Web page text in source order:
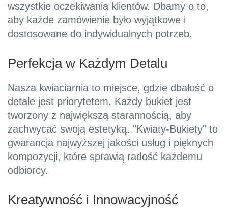
wszystkie oczekiwania klientów. Dbamy o to,
aby każde zamówienie było wyjątkowe i
dostosowane do indywidualnych potrzeb.
Perfekcja w Każdym Detalu
Nasza kwiaciarnia to miejsce, gdzie dbałość o
detale jest priorytetem. Każdy bukiet jest
tworzony z największą starannością, aby
zachwycać swoją estetyką. "Kwiaty-Bukiety" to
gwarancja najwyższej jakości usług i pięknych
kompozycji, które sprawią radość każdemu
odbiorcy.
Kreatywność i Innowacyjność